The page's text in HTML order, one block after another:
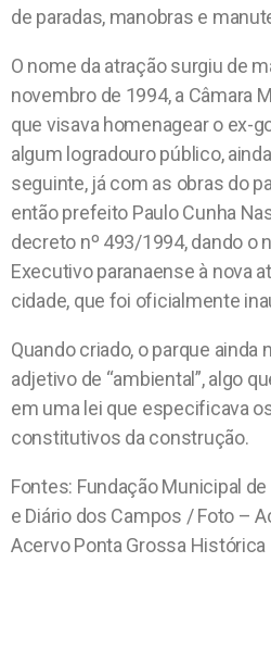
de paradas, manobras e
O nome da atração surgiu de
novembro de 1994, a Câmara
que visava homenagear o ex-
algum logradouro público,
seguinte, já com as obras do
então prefeito Paulo Cunha
decreto nº 493/1994, dando o
Executivo paranaense à nova
cidade, que foi oficialmente
Quando criado, o parque ainda
adjetivo de “ambiental”, algo
em uma lei que especificava
constitutivos da construção.
Fontes: Fundação Municipal
e Diário dos Campos / Foto –
Acervo Ponta Grossa Histórica